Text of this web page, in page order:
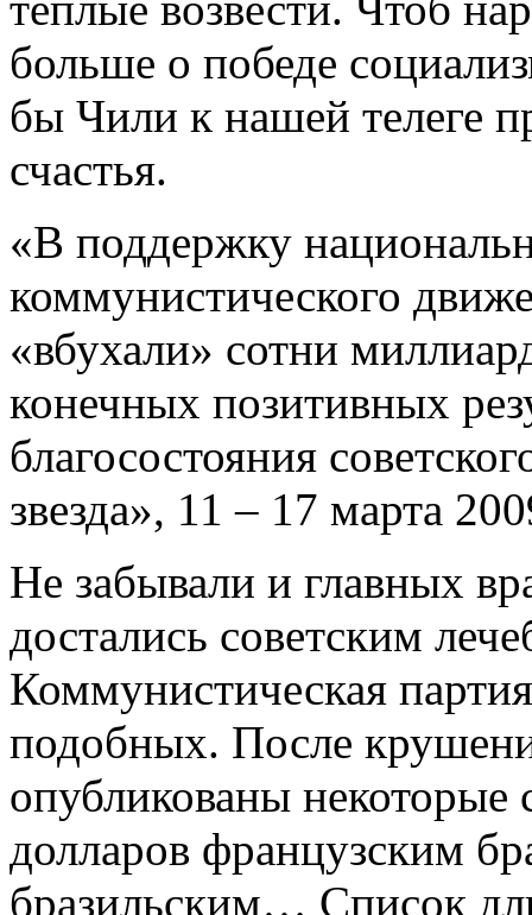
больше о победе
бы Чили к нашей телеге
счастья.
«В поддержку
коммунистического
«вбухали» сотни
конечных позитивных
благосостояния
звезда», 11 – 17 марта
Не забывали и главных
достались советским
Коммунистическая
подобных. После
опубликованы некоторые
долларов французским
бразильским… Список